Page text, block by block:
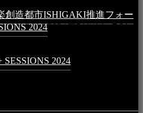
創造都市ISHIGAKI推進フォー
20242024年5月4日 - 7:21
2024